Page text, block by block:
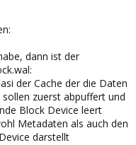
dann ist der
der Cache der die Daten
zuerst abpuffert und
Block Device leert
Metadaten als auch den
darstellt